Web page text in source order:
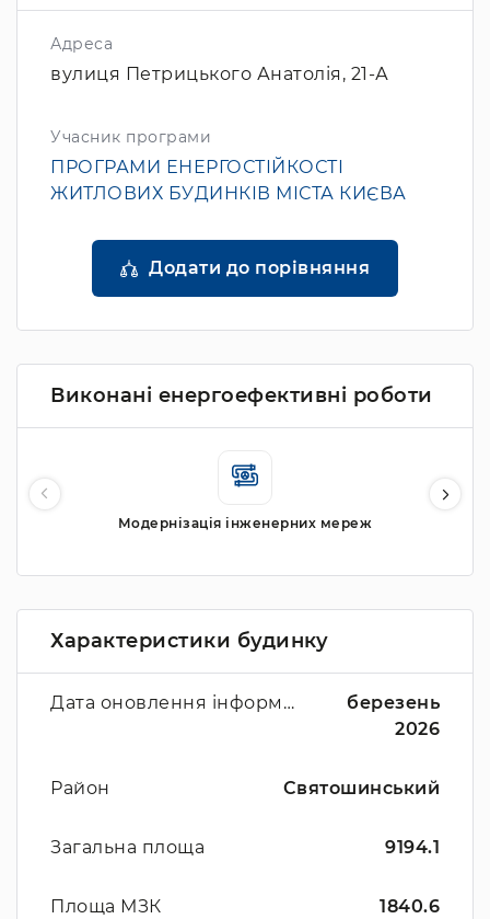
Адреса
вулиця Петрицького Анатолія, 21-А
Учасник програми
ПРОГРАМИ ЕНЕРГОСТІЙКОСТІ
ЖИТЛОВИХ БУДИНКІВ МІСТА КИЄВА
Додати до порівняння
Виконані енергоефективні роботи
Модернізація інженерних мереж
Характеристики будинку
Дата оновлення інформації
березень
2026
Район Святошинський
Загальна площа 9194.1
Площа МЗК 1840.6